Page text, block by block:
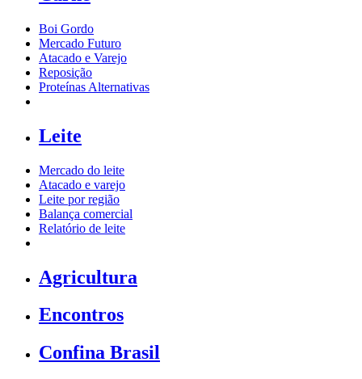
Boi Gordo
Mercado Futuro
Atacado e Varejo
Reposição
Proteínas Alternativas
Leite
Mercado do leite
Atacado e varejo
Leite por região
Balança comercial
Relatório de leite
Agricultura
Encontros
Confina Brasil